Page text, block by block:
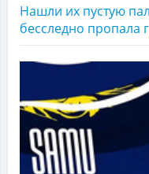
Нашли их пустую
бесследно пропала